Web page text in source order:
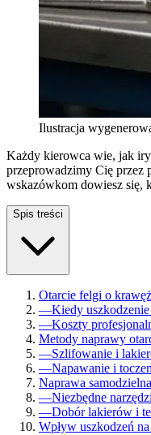
Ilustracja
Każdy kierowca wie, jak
przeprowadzimy Cię przez
wskazówkom dowiesz się,
Spis treści
Otarcie felgi o
—Kiedy
—Koszty
Metody naprawy
—Szlifowanie i
—Napawanie i
Naprawa
—Niezbędne
—Dobór lakierów i
Wpływ uszkodzeń